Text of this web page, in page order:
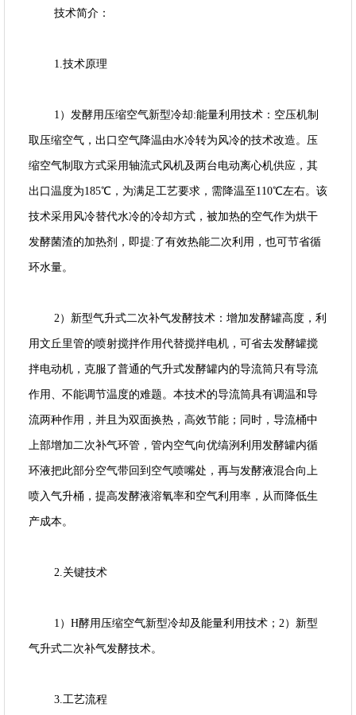
技术简介：
1.技术原理
1）发酵用压缩空气新型冷却:能量利用技术：空压机制
取压缩空气，出口空气降温由水冷转为风冷的技术改造。压
缩空气制取方式采用轴流式风机及两台电动离心机供应，其
出口温度为185℃，为满足工艺要求，需降温至110℃左右。该
技术采用风冷替代水冷的冷却方式，被加热的空气作为烘干
发酵菌渣的加热剂，即提:了有效热能二次利用，也可节省循
环水量。
2）新型气升式二次补气发酵技术：增加发酵罐高度，利
用文丘里管的喷射搅拌作用代替搅拌电机，可省去发酵罐搅
拌电动机，克服了普通的气升式发酵罐内的导流筒只有导流
作用、不能调节温度的难题。本技术的导流筒具有调温和导
流两种作用，并且为双面换热，高效节能；同时，导流桶中
上部增加二次补气环管，管内空气向优缟洌利用发酵罐内循
环液把此部分空气带回到空气喷嘴处，再与发酵液混合向上
喷入气升桶，提高发酵液溶氧率和空气利用率，从而降低生
产成本。
2.关键技术
1）H酵用压缩空气新型冷却及能量利用技术；2）新型
气升式二次补气发酵技术。
3.工艺流程